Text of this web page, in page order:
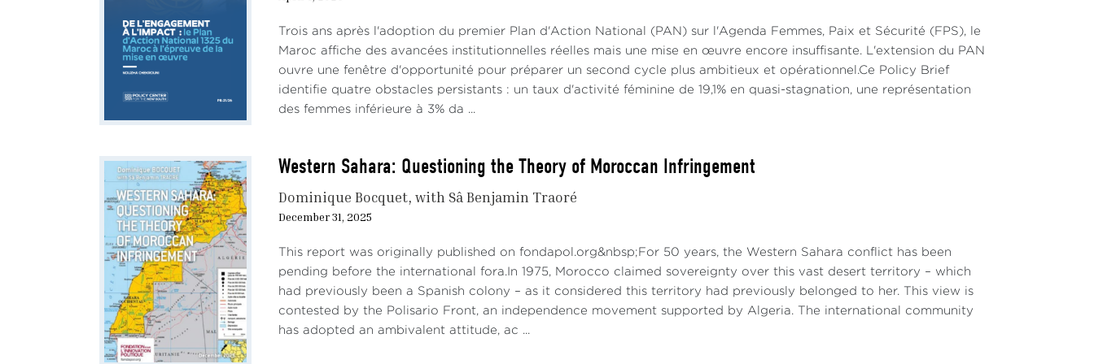
C’est ainsi qu’en application de la résolution 2654 (2022), l'Envoyé personnel du Secrétaire général a
entrepris plusieurs formes d’interaction avec les parties pour tenter de relancer le processus de négociation
et a essayé de mobiliser dans le même sens les membres du Groupe des Amis du Secrétaire général pour le
rapport de ce dernier au Conseil n’augurent pas d’un retour au processus de négociation.
Le rapport du Secrétaire général, un constat d’impuissance
Dans son rapport de 2023, le Secrétaire générala confirmé implicitement la valeur et l'utilité des tables
Trois ans après l'adoption du premier Plan d'Action National (PAN) sur l'Agenda Femmes, Paix et Sécurité (FPS), le
Maroc affiche des avancées institutionnelles réelles mais une mise en œuvre encore insuffisante. L'extension du PAN
ouvre une fenêtre d'opportunité pour préparer un second cycle plus ambitieux et opérationnel.Ce Policy Brief
identifie quatre obstacles persistants : un taux d'activité féminine de 19,1% en quasi-stagnation, une représentation
des femmes inférieure à 3% da ...
Western Sahara: Questioning the Theory of Moroccan Infringement
Dominique Bocquet with Sâ Benjamin Traoré
December 31, 2025
This report was originally published on fondapol.org&nbsp;For 50 years, the Western Sahara conflict has been
pending before the international fora.In 1975, Morocco claimed sovereignty over this vast desert territory – which
had previously been a Spanish colony – as it considered this territory had previously belonged to her. This view is
contested by the Polisario Front, an independence movement supported by Algeria. The international community
has adopted an ambivalent attitude, ac ...